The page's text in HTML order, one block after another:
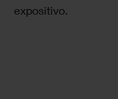
expositivo.